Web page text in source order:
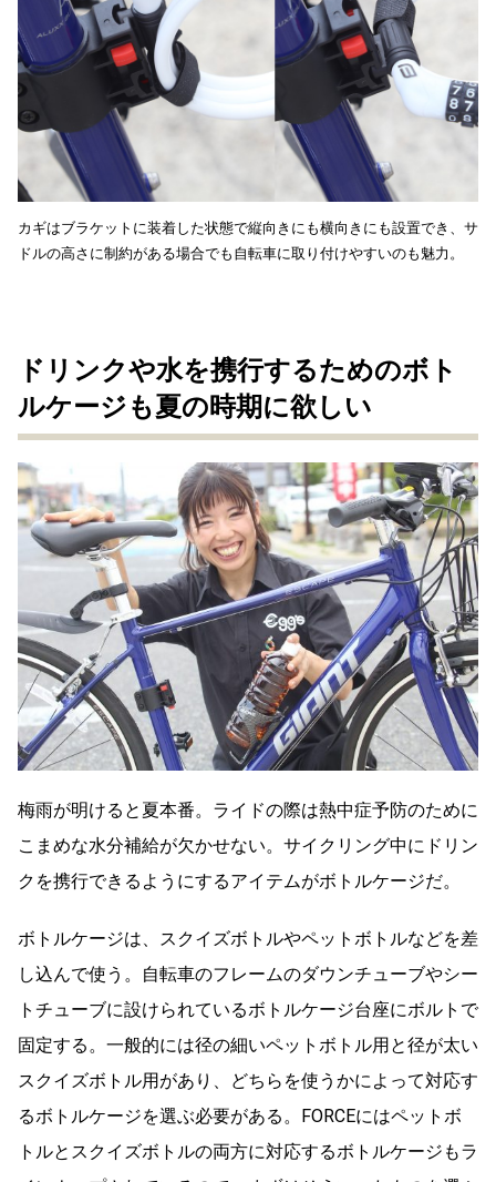
カギはブラケットに装着した状態で縦向きにも横向きにも設置でき、サ
ドルの高さに制約がある場合でも自転車に取り付けやすいのも魅力。
ドリンクや水を携行するためのボト
ルケージも夏の時期に欲しい
梅雨が明けると夏本番。ライドの際は熱中症予防のために
こまめな水分補給が欠かせない。サイクリング中にドリン
クを携行できるようにするアイテムがボトルケージだ。
ボトルケージは、スクイズボトルやペットボトルなどを差
し込んで使う。自転車のフレームのダウンチューブやシー
トチューブに設けられているボトルケージ台座にボルトで
固定する。一般的には径の細いペットボトル用と径が太い
スクイズボトル用があり、どちらを使うかによって対応す
るボトルケージを選ぶ必要がある。FORCEにはペットボ
トルとスクイズボトルの両方に対応するボトルケージもラ